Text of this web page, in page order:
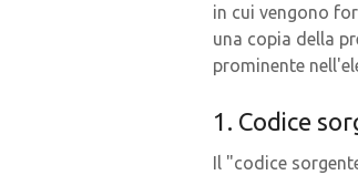
in cui vengono
una copia della
prominente
1. Codice
Il "codice